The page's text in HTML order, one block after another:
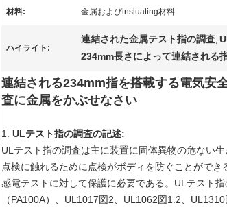
材料: 金属およびinsluating材料
ハイライト:
連結された金属テスト指の調査,
234mm長さによって連結される
連結される234mm指を搭載する電気安
査に金属をかぶせなさい
1. ULテスト指の調査の記述:
ULテスト指の調査は主に装置に固体異物の危ない
点検に触れるために点検がボディを防ぐことがで
感電テストに対して保護に必要である。ULテスト指
（PA100A）、UL1017図2、UL1062図1.2、